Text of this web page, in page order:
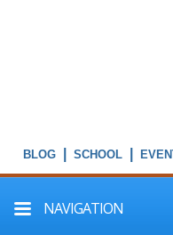
NAVIGATION